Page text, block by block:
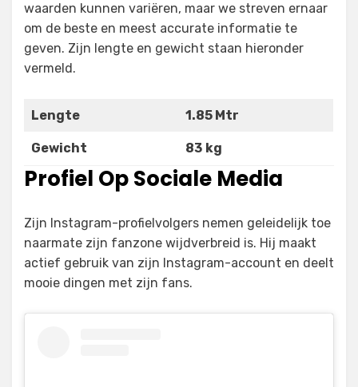
waarden kunnen variëren, maar we streven ernaar
om de beste en meest accurate informatie te
geven. Zijn lengte en gewicht staan hieronder
vermeld.
Lengte 1.85 Mtr
Gewicht 83 kg
Profiel Op Sociale Media
Zijn Instagram-profielvolgers nemen geleidelijk toe
naarmate zijn fanzone wijdverbreid is. Hij maakt
actief gebruik van zijn Instagram-account en deelt
mooie dingen met zijn fans.